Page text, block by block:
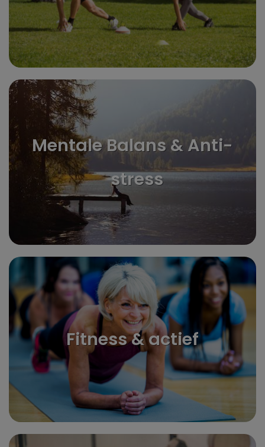
Mentale Balans & Anti-
stress
Fitness & actief